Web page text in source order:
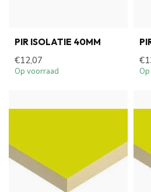
PIR ISOLATIE 40MM
€12,07
Op voorraad